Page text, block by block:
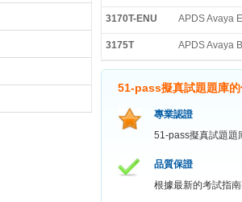
3170T-ENU APDS Avaya
3175T APDS Avaya
51-pass擬真試題題庫
專業認證
51-pass擬真試題題
品質保證
根據最新的考試指